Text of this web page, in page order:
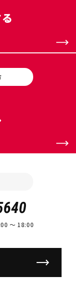
〜 18:00